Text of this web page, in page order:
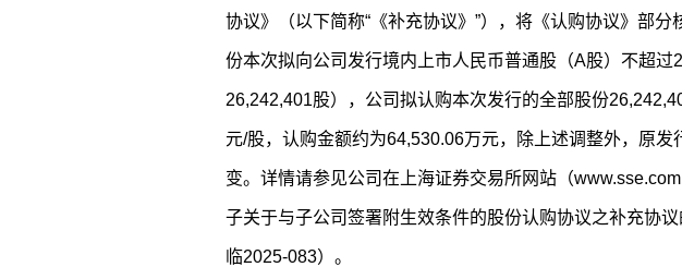
协议》（以下简称“《补充协议》”），将《认购协议》部分
份本次拟向公司发行境内上市人民币普通股（A股）不超过
26,242,401股），公司拟认购本次发行的全部股份
元/股，认购金额约为64,530.06万元，除上述调整外，原发
变。详情请参见公司在上海证券交易所网站（
子关于与子公司签署附生效条件的股份认购协议之补充协议
临2025-083）。